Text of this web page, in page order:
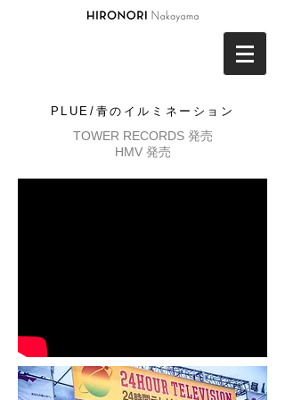
PLUE/青のイルミネーション
TOWER RECORDS 発売
HMV 発売